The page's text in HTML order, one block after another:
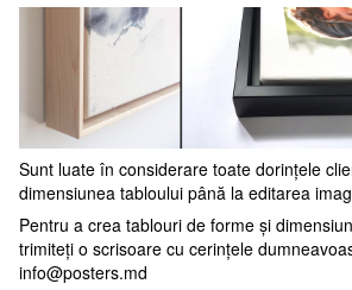
Sunt luate în considerare toate dorințele
dimensiunea tabloului până la editarea
Pentru a crea tablouri de forme și
trimiteți o scrisoare cu cerințele
info@posters.md